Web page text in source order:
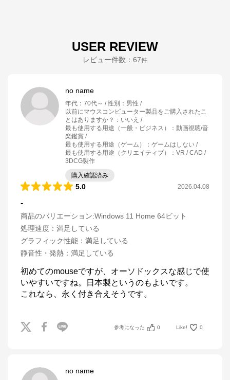
USER REVIEW
レビュー件数： 67件
no name
年代 ： 70代～ 性別 ： 男性
以前にマウスコンピューター製品をご購入されたこ
とはありますか？ ： いいえ
最も使用する用途（一般・ビジネス）
： 動画視聴/音
楽鑑賞
最も使用する用途（ゲーム）
： ゲームはしない
最も使用する用途（クリエイティブ）
： VR / CAD /
3DCG製作
購入確認済み
5.0 2026.04.08
-
商品のバリエーション:Windows 11 Home 64ビット
処理速度 ： 満足している
グラフィック性能 ： 満足している
静音性・発熱 ： 満足している
初めてのmouseですが、オーソドックスな感じで使
いやすいですね。日本製というのもよいです。
これなら、永く付き合えそうです。
参考になった 0 Like! 0
no name